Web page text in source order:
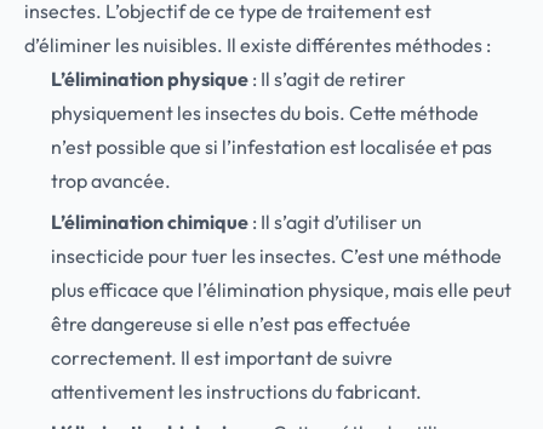
insectes. L’objectif de ce type de traitement est
d’éliminer les nuisibles. Il existe différentes méthodes :
L’élimination physique : Il s’agit de retirer
physiquement les insectes du bois. Cette méthode
n’est possible que si l’infestation est localisée et pas
trop avancée.
L’élimination chimique : Il s’agit d’utiliser un
insecticide pour tuer les insectes. C’est une méthode
plus efficace que l’élimination physique, mais elle peut
être dangereuse si elle n’est pas effectuée
correctement. Il est important de suivre
attentivement les instructions du fabricant.